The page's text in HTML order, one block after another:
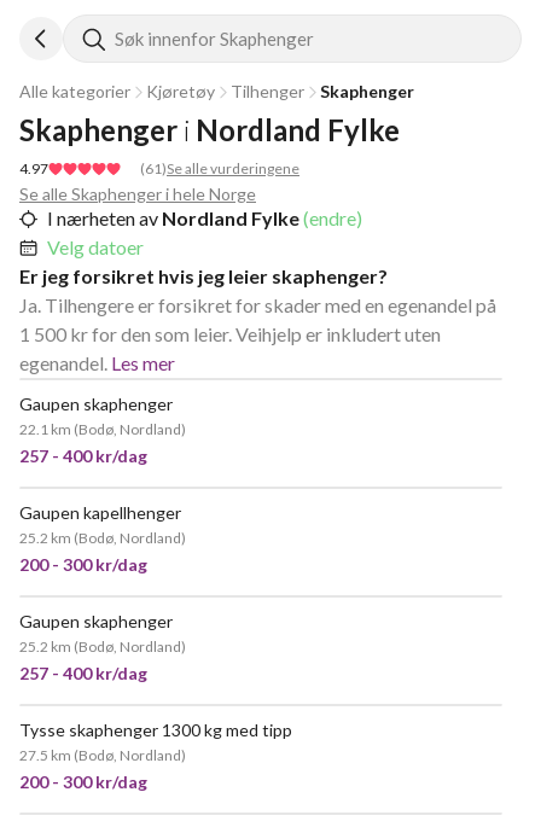
Søk innenfor Skaphenger
Alle kategorier Kjøretøy Tilhenger Skaphenger
4.97 (61)Se alle vurderingene
Skaphenger i Nordland Fylke
Se alle Skaphenger i hele Norge
I nærheten av Nordland Fylke(endre)
Velg datoer
Er jeg forsikret hvis jeg leier skaphenger?
Ja. Tilhengere er forsikret for skader med en egenandel på
1 500 kr for den som leier. Veihjelp er inkludert uten
egenandel. Les mer
Gaupen skaphenger
22.1 km (Bodø, Nordland)
257 - 400 kr/dag
Gaupen kapellhenger
25.2 km (Bodø, Nordland)
200 - 300 kr/dag
Gaupen skaphenger
25.2 km (Bodø, Nordland)
257 - 400 kr/dag
Tysse skaphenger 1300 kg med tipp
27.5 km (Bodø, Nordland)
200 - 300 kr/dag